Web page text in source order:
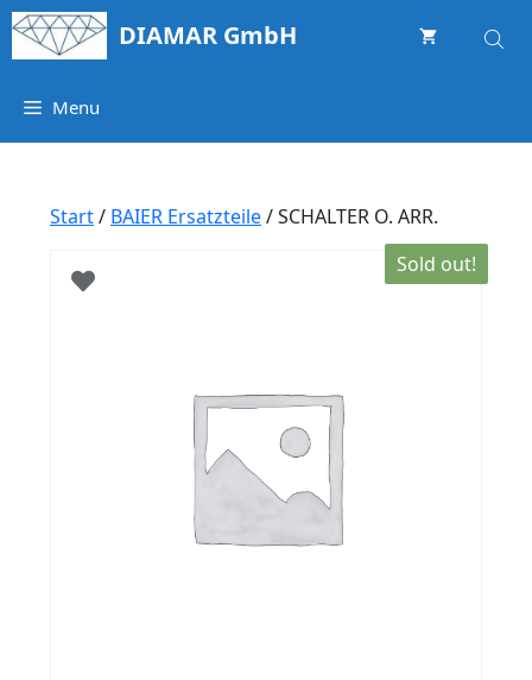
Springe
zum
DIAMAR GmbH
Menu
Start/ BAIER Ersatzteile/ SCHALTER O. ARR.
Sold out!